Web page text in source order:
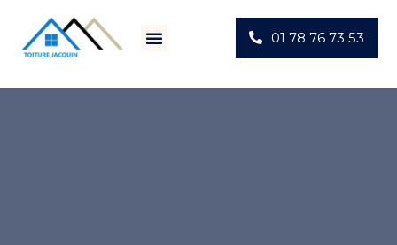
01 78 76 73 53